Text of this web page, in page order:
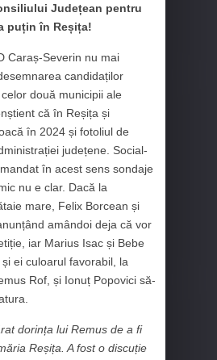
Județean pentru
puțin în Reșița!
Caraș-Severin nu mai
candidaților
două municipii ale
că în Reșița și
în 2024 și fotoliul de
județene. Social-
în acest sens sondaje
nu e clar. Dacă la
mare, Felix Borcean și
amândoi deja că vor
iar Marius Isac și Bebe
ei culoarul favorabil, la
Rof, și Ionuț Popovici să-
dorința lui Remus de a fi
Reșița. A fost o discuție